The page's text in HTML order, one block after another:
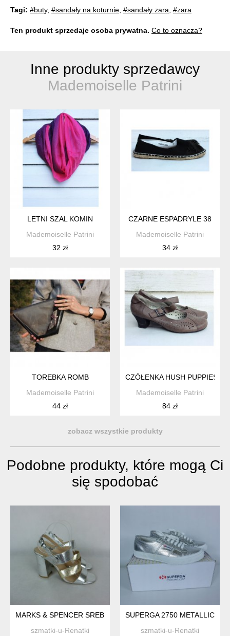
Tagi: #buty, #sandały na koturnie #sandały zara #zara
Ten produkt sprzedaje osoba prywatna. Co to oznacza?
Inne produkty sprzedawcy
Mademoiselle Patrini
LETNI SZAL KOMIN
Mademoiselle Patrini
32 zł
CZARNE ESPADRYLE 38
Mademoiselle Patrini
34 zł
TOREBKA ROMB
Mademoiselle Patrini
44 zł
CZÓŁENKA HUSH PUPPIES
Mademoiselle Patrini
84 zł
zobacz wszystkie produkty
Podobne produkty, które mogą Ci
się spodobać
MARKS & SPENCER SREBRNE SANDAŁY EKOSKÓRA 7 / 40 26
szmatki-u-Renatki
SUPERGA 2750 METALLIC
szmatki-u-Renatki